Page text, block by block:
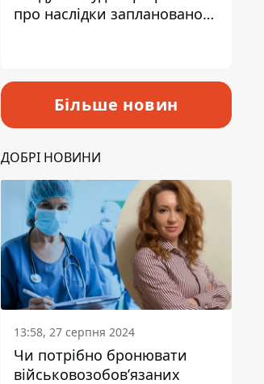
про наслідки запланованого
Більше новин
ДОБРІ НОВИНИ
13:58, 27 серпня 2024
Чи потрібно бронювати
військовозобов’язаних